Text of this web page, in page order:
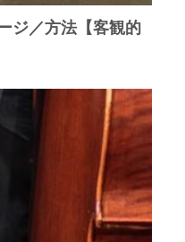
ジ／方法【客観的